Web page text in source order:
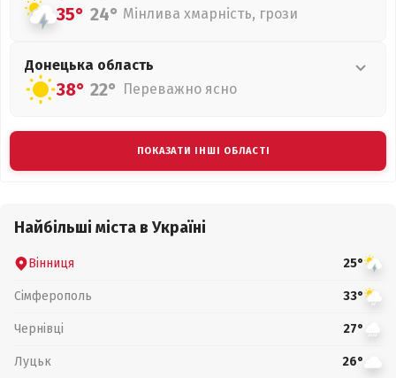
35° 24° Мінлива хмарність, грози
Донецька область
38° 22° Переважно ясно
ПОКАЗАТИ ІНШІ ОБЛАСТІ
Найбільші міста в Україні
Вінниця 25°
Сімферополь 33°
Чернівці 27°
Луцьк 26°